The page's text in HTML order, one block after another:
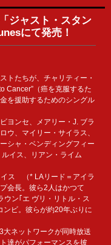
ジャスト・スタン
にて発売！
トたちが、チャリティー・
Cancer”（癌を克服するた
を援助するためのシングル
ヨンセ、メアリー・J. ブラ
ウ、マイリー・サイラス、
シャ・ベンディングフィー
イス、リアン・ライム
ス （* LAリード＝アイラ
会長。彼ら2人はかつて
ウン｢エ ヴリ・リトル・ス
ンビ。彼らが約20年ぶりに
ネットワークが同時放送
達がパフォーマンスを披